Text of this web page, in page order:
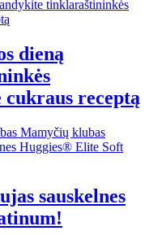
dieną
cukraus receptą
Mamyčių klubas
sauskelnes